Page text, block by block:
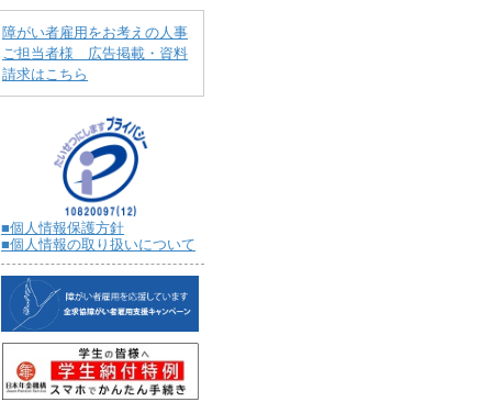
障がい者雇用をお考えの人事
ご担当者様 広告掲載・資料
請求はこちら
■個人情報保護方針
■個人情報の取り扱いについて